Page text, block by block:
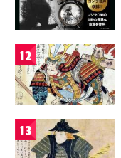
12
13